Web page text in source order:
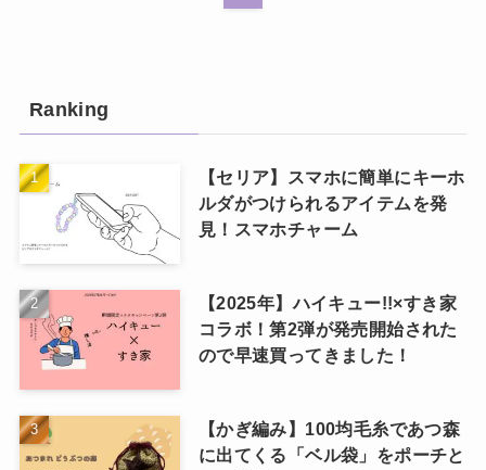
Ranking
【セリア】スマホに簡単にキーホ
ルダがつけられるアイテムを発
見！スマホチャーム
【2025年】ハイキュー!!×すき家
コラボ！第2弾が発売開始された
ので早速買ってきました！
【かぎ編み】100均毛糸であつ森
に出てくる「ベル袋」をポーチと